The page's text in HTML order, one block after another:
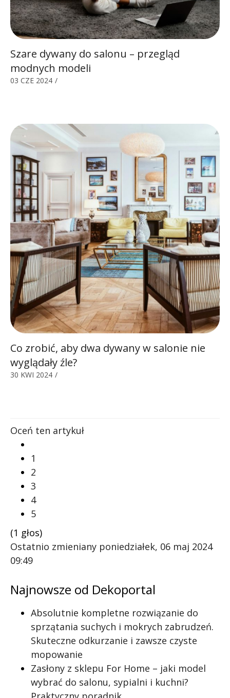
Szare dywany do salonu – przegląd
modnych modeli
03 CZE 2024 /
Co zrobić, aby dwa dywany w salonie nie
wyglądały źle?
30 KWI 2024 /
Oceń ten artykuł
1
2
3
4
5
(1 głos)
Ostatnio zmieniany poniedziałek, 06 maj 2024
09:49
Najnowsze od Dekoportal
Absolutnie kompletne rozwiązanie do
sprzątania suchych i mokrych zabrudzeń.
Skuteczne odkurzanie i zawsze czyste
mopowanie
Zasłony z sklepu For Home – jaki model
wybrać do salonu, sypialni i kuchni?